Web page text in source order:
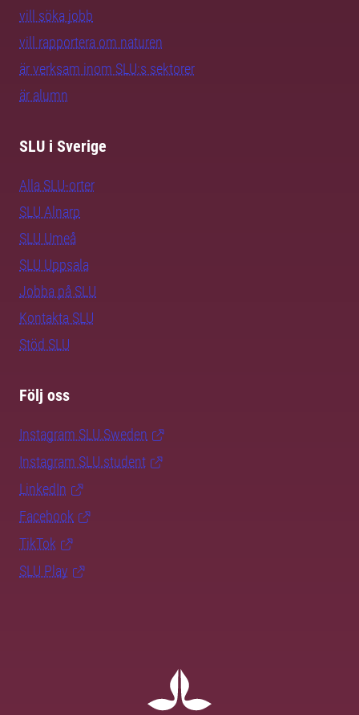
vill söka jobb
vill rapportera om naturen
är verksam inom SLU:s sektorer
är alumn
SLU i Sverige
Alla SLU-orter
SLU Alnarp
SLU Umeå
SLU Uppsala
Jobba på SLU
Kontakta SLU
Stöd SLU
Följ oss
Instagram SLU.Sweden
Instagram SLU.student
LinkedIn
Facebook
TikTok
SLU Play